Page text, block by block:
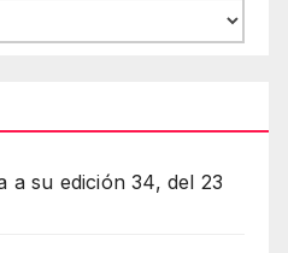
a su edición 34, del 23